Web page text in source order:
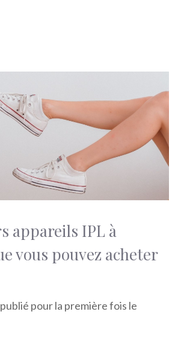
appareils IPL à
vous pouvez acheter
pour la première fois le